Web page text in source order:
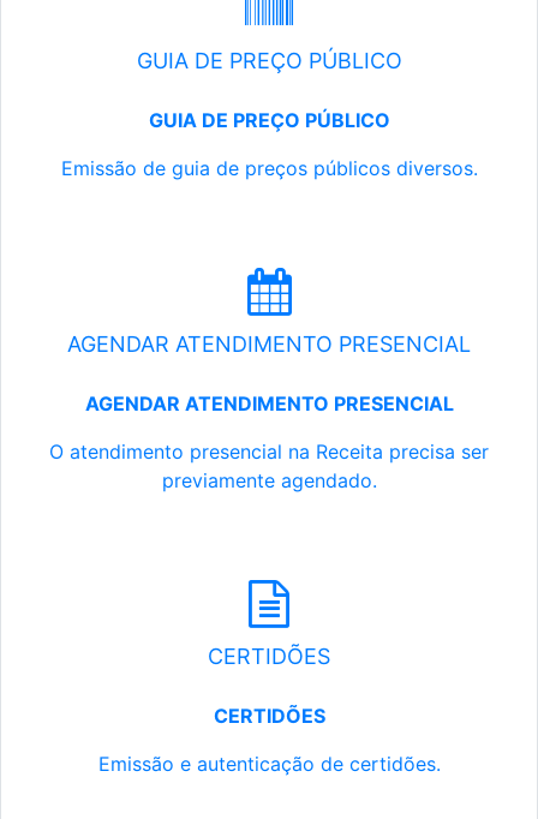
GUIA DE PREÇO PÚBLICO
GUIA DE PREÇO PÚBLICO
Emissão de guia de preços públicos diversos.
AGENDAR ATENDIMENTO PRESENCIAL
AGENDAR ATENDIMENTO PRESENCIAL
O atendimento presencial na Receita precisa ser
previamente agendado.
CERTIDÕES
CERTIDÕES
Emissão e autenticação de certidões.